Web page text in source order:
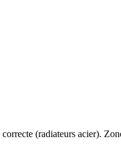
correcte (radiateurs acier).